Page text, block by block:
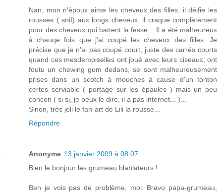
Nan, mon n'époux aime les cheveux des filles, il déifie les
rousses ( snif) aux longs cheveux, il craque complètement
pour des cheveux qui battent la fesse... Il a été malheureux
à chauqe fois que j'ai coupé les cheveux des filles. Je
précise que je n'ai pas coupé court, juste des carrés courts
quand ces mesdemoiselles ont joué avec leurs ciseaux, ont
foutu un chewing gum dedans, se sont malheureusement
prises dans un scotch à mouches à cause d'un tonton
certes serviable ( portage sur les épaules ) mais un peu
concon ( si si, je peux le dire, il a pas internet... )...
Sinon, très joli le fan-art de Lili la rousse...
Répondre
Anonyme 13 janvier 2009 à 08:07
Bien le bonjour les grumeau blablateurs !
Ben je vois pas de problème, moi. Bravo papa-grumeau,